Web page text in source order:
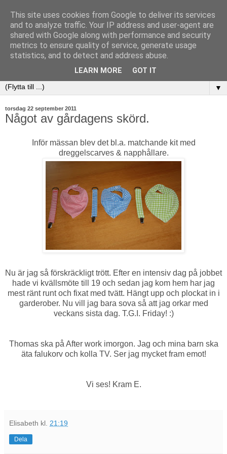
▼
torsdag 22 september 2011
Något av gårdagens skörd.
Inför mässan blev det bl.a. matchande kit med
dreggelscarves & napphållare.
Nu är jag så förskräckligt trött. Efter en intensiv dag på jobbet
hade vi kvällsmöte till 19 och sedan jag kom hem har jag
mest ränt runt och fixat med tvätt. Hängt upp och plockat in i
garderober. Nu vill jag bara sova så att jag orkar med
veckans sista dag. T.G.I. Friday! :)
Thomas ska på After work imorgon. Jag och mina barn ska
äta falukorv och kolla TV. Ser jag mycket fram emot!
Vi ses! Kram E.
Elisabeth kl. 21:19
Dela
This site uses cookies from Google to deliver its services
and to analyze traffic. Your IP address and user-agent are
shared with Google along with performance and security
metrics to ensure quality of service, generate usage
statistics, and to detect and address abuse.
LEARN MORE GOT IT